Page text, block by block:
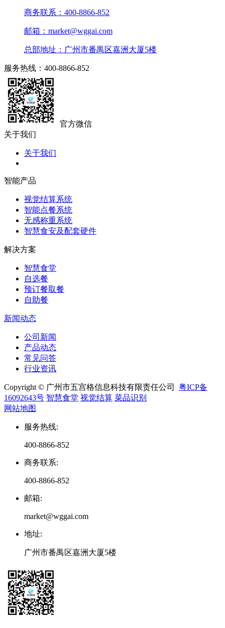
商务联系：400-8866-852
邮箱：market@wggai.com
总部地址：广州市番禺区嘉洲大厦5楼
服务热线：400-8866-852
官方微信
关于我们
关于我们
智能产品
视觉结算系统
智能点餐系统
无感称重系统
智慧食安及配套硬件
解决方案
智慧食堂
自选餐
预订餐取餐
自助餐
新闻动态
公司新闻
产品动态
常见问答
行业资讯
Copyright © 广州市五宫格信息科技有限责任公司 粤ICP备
16092643号 智慧食堂 视觉结算 菜品识别
网站地图
服务热线:
400-8866-852
商务联系:
400-8866-852
邮箱:
market@wggai.com
地址:
广州市番禺区嘉洲大厦5楼